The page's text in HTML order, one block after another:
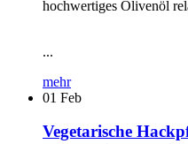
hochwertiges Olivenöl
...
mehr
01 Feb
Vegetarische